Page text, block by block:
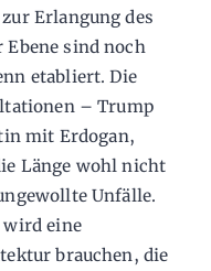
Erlangung des
Ebene sind noch
etabliert. Die
– Trump
mit Erdogan,
Länge wohl nicht
Unfälle.
eine
brauchen, die